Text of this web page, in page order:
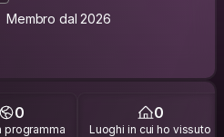
Membro dal 2026
0
programma
0
Luoghi in cui ho vissuto